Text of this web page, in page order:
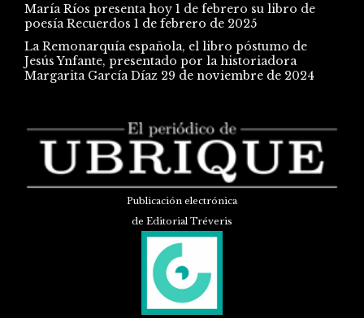
María Ríos presenta hoy 1 de febrero su libro de
poesía Recuerdos 1 de febrero de 2025
La Remonarquía española, el libro póstumo de
Jesús Ynfante, presentado por la historiadora
Margarita García Díaz 29 de noviembre de 2024
Publicación electrónica
de Editorial Tréveris